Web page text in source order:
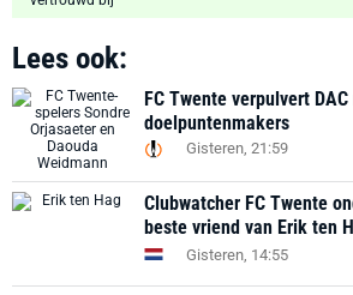
Lees ook:
FC Twente verpulvert
doelpuntenmakers
Gisteren, 21:59
Clubwatcher FC Twente
beste vriend van Erik ten
Gisteren, 14:55